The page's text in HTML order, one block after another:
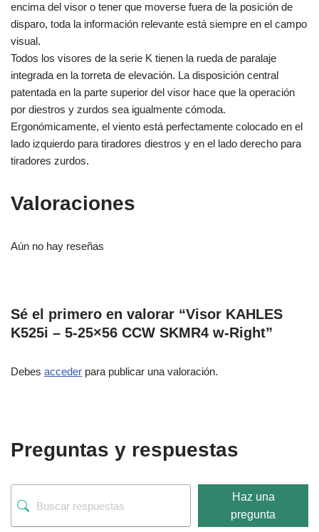
encima del visor o tener que moverse fuera de la posición de
disparo, toda la información relevante está siempre en el campo
visual.
Todos los visores de la serie K tienen la rueda de paralaje
integrada en la torreta de elevación. La disposición central
patentada en la parte superior del visor hace que la operación
por diestros y zurdos sea igualmente cómoda.
Ergonómicamente, el viento está perfectamente colocado en el
lado izquierdo para tiradores diestros y en el lado derecho para
tiradores zurdos.
Valoraciones
Aún no hay reseñas
Sé el primero en valorar “Visor KAHLES
K525i – 5-25×56 CCW SKMR4 w-Right”
Debes acceder para publicar una valoración.
Preguntas y respuestas
Haz una
pregunta